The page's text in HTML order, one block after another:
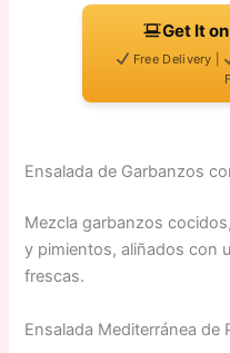
Get It
Free Delivery |
Ensalada de Garbanzos
Mezcla garbanzos
y pimientos, aliñados con
frescas.
Ensalada Mediterránea de